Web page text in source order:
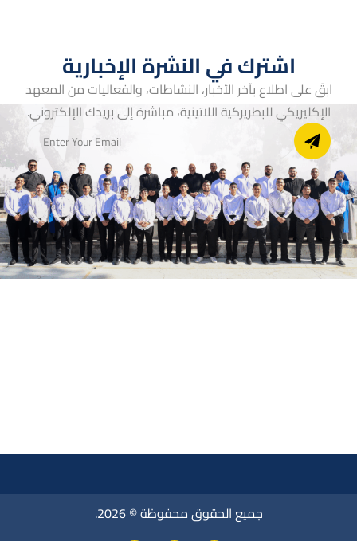
اشترك في النشرة الإخبارية
ابقَ على اطلاع بآخر الأخبار، النشاطات، والفعاليات من المعهد
الإكليريكي للبطريركية اللاتينية، مباشرة إلى بريدك الإلكتروني.
جميع الحقوق محفوظة © 2026.